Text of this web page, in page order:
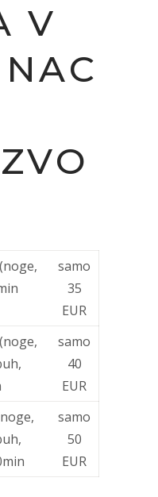
V
samo
35
EUR
samo
40
EUR
samo
50
EUR